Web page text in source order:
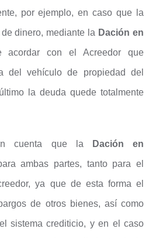
por ejemplo, en caso que la
dinero, mediante la Dación en
acordar con el Acreedor que
del vehículo de propiedad del
la deuda quede totalmente
cuenta que la
Dación en
ambas partes, tanto para el
ya que de esta forma el
de otros bienes, así como
sistema crediticio, y en el caso